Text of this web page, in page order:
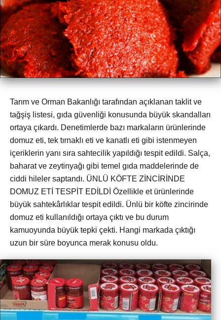
Tarım ve Orman Bakanlığı tarafından açıklanan taklit ve
tağşiş listesi, gıda güvenliği konusunda büyük skandalları
ortaya çıkardı. Denetimlerde bazı markaların ürünlerinde
domuz eti, tek tırnaklı eti ve kanatlı eti gibi istenmeyen
içeriklerin yanı sıra sahtecilik yapıldığı tespit edildi. Salça,
baharat ve zeytinyağı gibi temel gıda maddelerinde de
ciddi hileler saptandı. ÜNLÜ KÖFTE ZİNCİRİNDE
DOMUZ ETİ TESPİT EDİLDİ Özellikle et ürünlerinde
büyük sahtekârlıklar tespit edildi. Ünlü bir köfte zincirinde
domuz eti kullanıldığı ortaya çıktı ve bu durum
kamuoyunda büyük tepki çekti. Hangi markada çıktığı
uzun bir süre boyunca merak konusu oldu.